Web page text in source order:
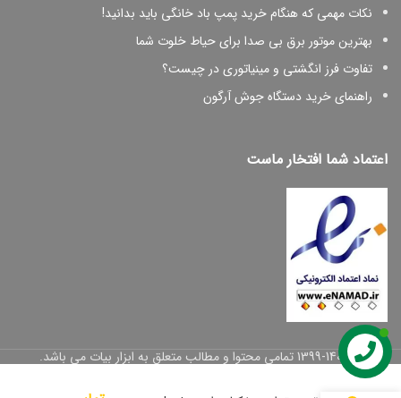
نکات مهمی که هنگام خرید پمپ باد خانگی باید بدانید!
بهترین موتور برق بی صدا برای حیاط خلوت شما
تفاوت فرز انگشتی و مینیاتوری در چیست؟
راهنمای خرید دستگاه جوش آرگون
اعتماد شما افتخار ماست
© 1399-1402 تمامی محتوا و مطالب متعلق به ابزار بیات می باشد.